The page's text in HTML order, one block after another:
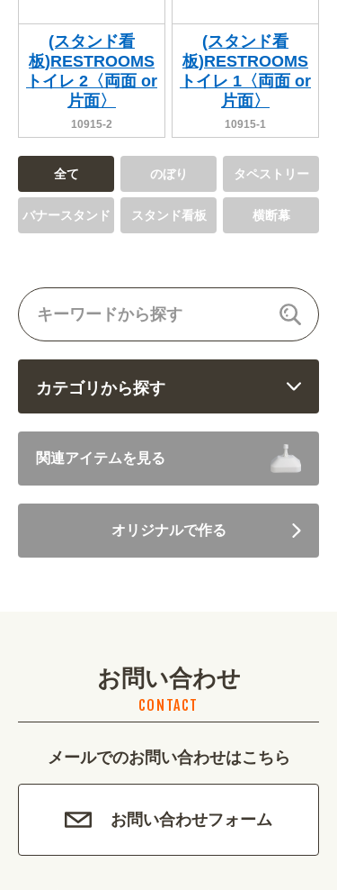
(スタンド看
板)RESTROOMS
トイレ 2〈両面 or
片面〉
10915-2
(スタンド看
板)RESTROOMS
トイレ 1〈両面 or
片面〉
10915-1
全て のぼり タペストリー
バナースタンド スタンド看板 横断幕
カテゴリから探す
住まい・暮らし (5246)
美容・健康 (4656)
不動産・建築 (1886)
カルチャー・教養 (684)
娯楽 (688)
車・バイク関連 (263)
その他 (1786)
関連アイテムを見る
オリジナルで作る
お問い合わせ
CONTACT
メールでのお問い合わせはこちら
お問い合わせフォーム